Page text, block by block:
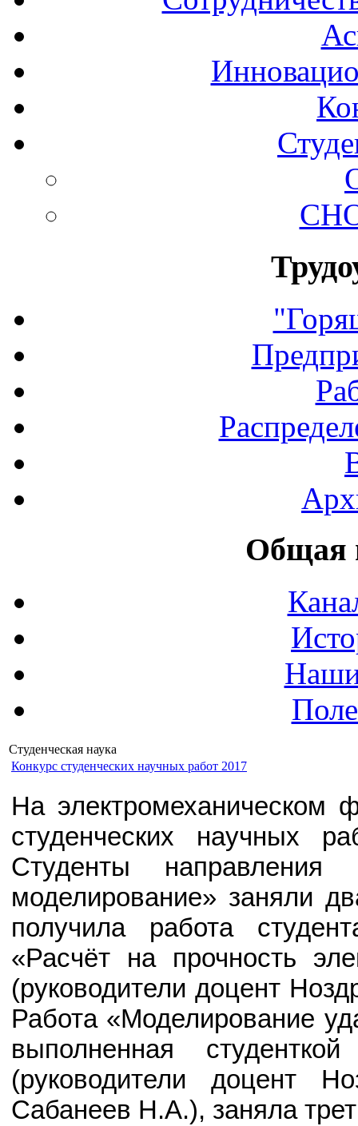
Общая
Студенческая наука
Конкурс студенческих научных работ 2017
На электромеханическом
студенческих научных
Студенты направления
моделирование» заняли
получила работа
«Расчёт на прочность
(руководители доцент
Работа «Моделирование
выполненная
(руководители доцент
Сабанеев Н.А.), заняла